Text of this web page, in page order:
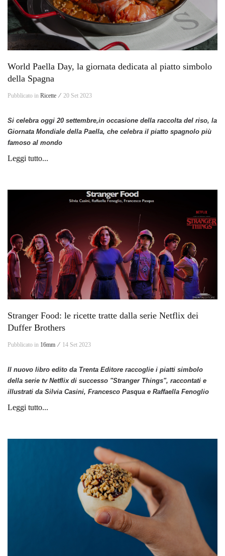
World Paella Day, la giornata dedicata al piatto simbolo
della Spagna
Pubblicato in Ricette ⁄ 20 Set 2023
Si celebra oggi 20 settembre,in occasione della raccolta del riso, la
Giornata Mondiale della Paella, che celebra il piatto spagnolo più
famoso al mondo
Leggi tutto...
Stranger Food: le ricette tratte dalla serie Netflix dei
Duffer Brothers
Pubblicato in 16mm ⁄ 14 Set 2023
Il nuovo libro edito da Trenta Editore raccoglie i piatti simbolo
della serie tv Netflix di successo "Stranger Things", raccontati e
illustrati da Silvia Casini, Francesco Pasqua e Raffaella Fenoglio
Leggi tutto...